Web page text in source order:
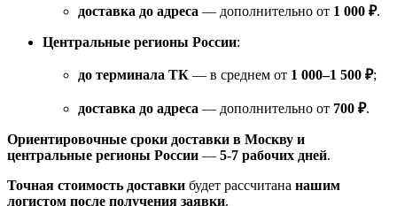
доставка до адреса — дополнительно от 1 000 ₽.
Центральные регионы России:
до терминала ТК — в среднем от 1 000–1 500 ₽;
доставка до адреса — дополнительно от 700 ₽.
Ориентировочные сроки доставки в Москву и
центральные регионы России — 5-7 рабочих дней.
Точная стоимость доставки будет рассчитана нашим
логистом после получения заявки.